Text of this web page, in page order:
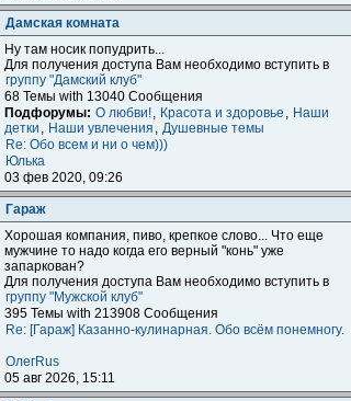
Дамская комната
Ну там носик попудрить...
Для получения доступа Вам необходимо вступить в
группу "Дамский клуб"
68 Темы with 13040 Сообщения
Подфорумы: О любви!, Красота и здоровье , Наши
детки , Наши увлечения , Душевные темы
Re: Обо всем и ни о чем)))
Юлька
03 фев 2020, 09:26
Гараж
Хорошая компания, пиво, крепкое слово... Что еще
мужчине то надо когда его верный "конь" уже
запаркован?
Для получения доступа Вам необходимо вступить в
группу "Мужской клуб"
395 Темы with 213908 Сообщения
Re: [Гараж] Казанно-кулинарная. Обо всём понемногу.
ОлегRus
05 авг 2026, 15:11